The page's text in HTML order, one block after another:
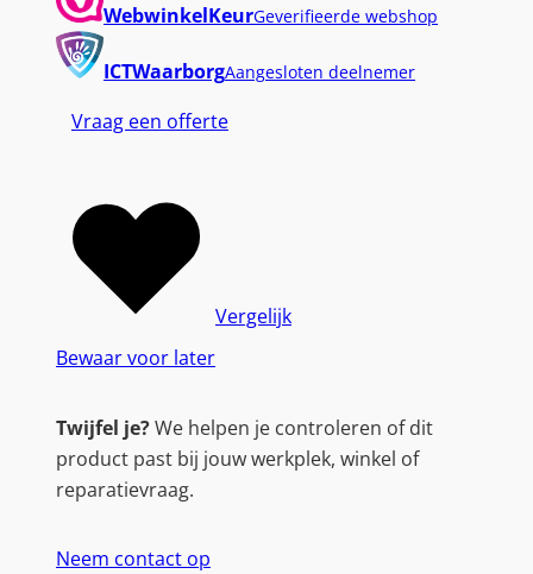
WebwinkelKeurGeverifieerde webshop
ICTWaarborgAangesloten deelnemer
Vraag een offerte
Bewaar voor later
Vergelijk
Twijfel je?We helpen je controleren of dit
product past bij jouw werkplek, winkel of
reparatievraag.
Neem contact op